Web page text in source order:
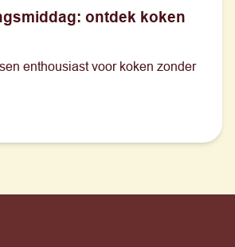
ontdek koken
enthousiast voor koken zonder